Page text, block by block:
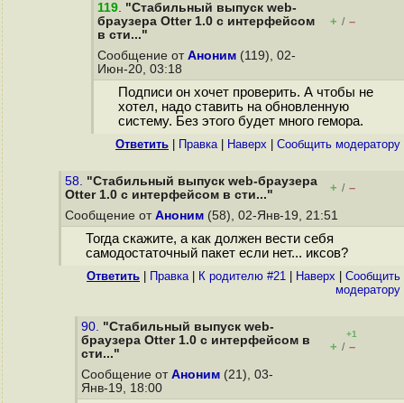
119. "Стабильный выпуск web-
браузера Otter 1.0 с интерфейсом
в сти..."
+ / –
Сообщение от Аноним (119), 02-
Июн-20, 03:18
Подписи он хочет проверить. А чтобы не
хотел, надо ставить на обновленную
систему. Без этого будет много гeмора.
Ответить Правка| Наверх Cообщить модератору
58. "Стабильный выпуск web-браузера
Otter 1.0 с интерфейсом в сти..."
+ / –
Сообщение от Аноним (58), 02-Янв-19, 21:51
Тогда скажите, а как должен вести себя
самодостаточный пакет если нет... иксов?
Ответить Правка| К родителю #21 Наверх
Cообщить
модератору
90. "Стабильный выпуск web-
браузера Otter 1.0 с интерфейсом в
сти..."
+1
+ / –
Сообщение от Аноним (21), 03-
Янв-19, 18:00